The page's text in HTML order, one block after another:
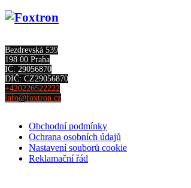
Bezdrevská 539
198 00 Praha
IČ: 29056870
DIČ: CZ29056870
+420226522222
info@foxtron.cz
Obchodní podmínky
Ochrana osobních údajů
Nastavení souborů cookie
Reklamační řád